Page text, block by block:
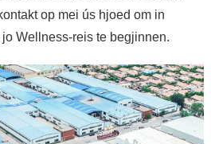
op mei ús hjoed om in
Wellness-reis te begjinnen.